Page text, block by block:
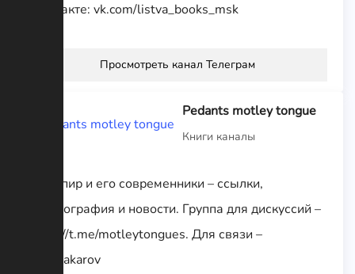
вконтакте: vk.com/listva_books_msk
Просмотреть канал Телеграм
Pedants motley tongue
Книги каналы
Шекспир и его современники – ссылки,
библиография и новости. Группа для дискуссий –
https://t.me/motleytongues. Для связи –
@vsmakarov